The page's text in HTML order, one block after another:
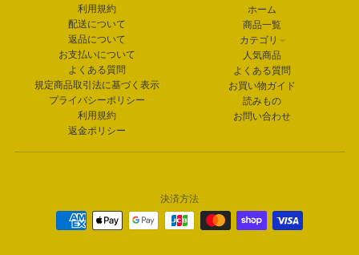
利用規約
配送について
返品について
お支払いについて
よくある質問
規定商品取引法に基づく表示
プライバシーポリシー
利用規約
返金ポリシー
ホーム
商品一覧
カテゴリ
人気商品
よくある質問
お買い物ガイド
読みもの
お問い合わせ
決済方法